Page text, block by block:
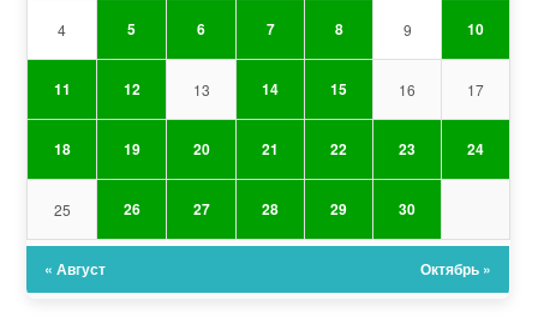
4 5 6 7 8 9 10
11 12 13 14 15 16 17
18 19 20 21 22 23 24
25 26 27 28 29 30
« Август Октябрь »